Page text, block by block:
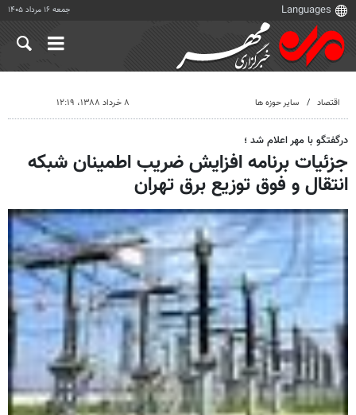
جمعه ۱۶ مرداد ۱۴۰۵
اقتصاد سایر حوزه ها ۸ خرداد ۱۳۸۸، ۱۲:۱۹
درگفتگو با مهر اعلام شد ؛
جزئیات برنامه افزایش ضریب اطمینان شبکه
انتقال و فوق توزیع برق تهران